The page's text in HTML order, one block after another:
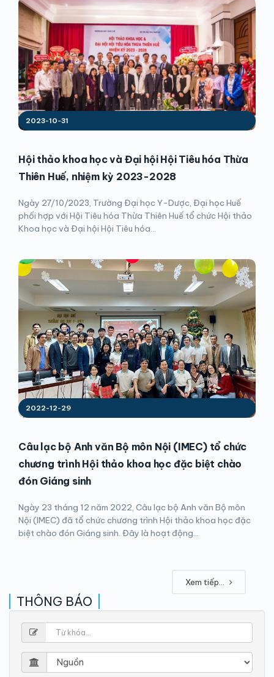
2023-10-31
Hội thảo khoa học và Đại hội Hội Tiêu hóa Thừa
Thiên Huế, nhiệm kỳ 2023-2028
Ngày 27/10/2023, Trường Đại học Y-Dược, Đại học Huế
phối hợp với Hội Tiêu hóa Thừa Thiên Huế tổ chức Hội thảo
Khoa học và Đại hội Hội Tiêu hóa...
2022-12-29
Câu lạc bộ Anh văn Bộ môn Nội (IMEC) tổ chức
chương trình Hội thảo khoa học đặc biệt chào
đón Giáng sinh
Ngày 23 tháng 12 năm 2022, Câu lạc bộ Anh văn Bộ môn
Nội (IMEC) đã tổ chức chương trình Hội thảo khoa học đặc
biệt chào đón Giáng sinh. Đây là hoạt động...
Xem tiếp...
THÔNG BÁO